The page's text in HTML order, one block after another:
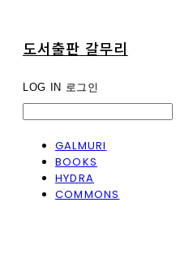
도서출판 갈무리
LOG IN 로그인
GALMURI
BOOKS
HYDRA
COMMONS